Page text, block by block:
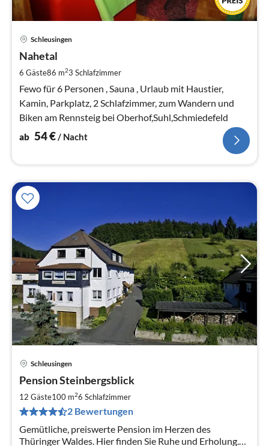
Schleusingen
Nahetal
6 Gäste86 m23 Schlafzimmer
Fewo für 6 Personen , Sauna , Urlaub mit Haustier,
Kamin, Parkplatz, 2 Schlafzimmer, zum Wandern und
Biken am Rennsteig bei Oberhof,Suhl,Schmiedefeld
ab 54€/ Nacht
Schleusingen
Pension Steinbergsblick
12 Gäste100 m26 Schlafzimmer
2 Bewertungen
Gemütliche, preiswerte Pension im Herzen des
Thüringer Waldes. Hier finden Sie Ruhe und Erholung.